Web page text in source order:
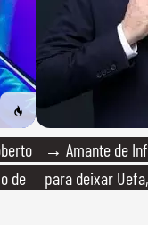
de
→ Amante de
para deixar